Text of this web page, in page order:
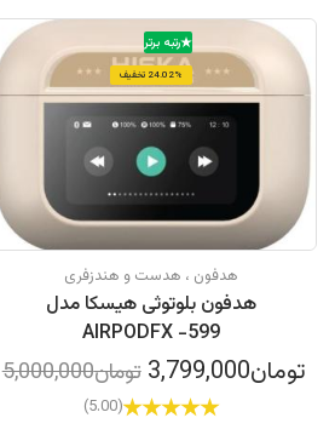
رتبه برتر
24.02% تخفیف
هدفون ، هدست و هندزفری
هدفون بلوتوثی هیسکا مدل
AIRPODFX -599
تومان3,799,000 تومان5,000,000
(5.00)